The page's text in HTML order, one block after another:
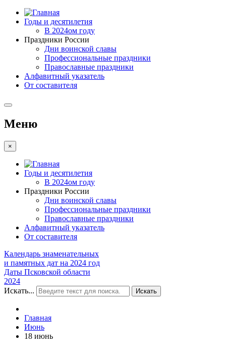
Годы и десятилетия
В 2024ом году
Праздники России
Дни воинской славы
Профессиональные праздники
Православные праздники
Алфавитный указатель
От составителя
Меню
×
Годы и десятилетия
В 2024ом году
Праздники России
Дни воинской славы
Профессиональные праздники
Православные праздники
Алфавитный указатель
От составителя
Календарь знаменательных
и памятных дат на 2024 год
Даты Псковской области
2024
Искать...
Искать
Главная
Июнь
18 июнь